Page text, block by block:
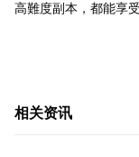
高難度副本，都能享
相关资讯